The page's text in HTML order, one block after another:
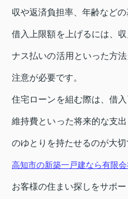
収や返済負担率、年齢などの
借入上限額を上げるには、
ナス払いの活用といった方
注意が必要です。
住宅ローンを組む際は、借
維持費といった将来的な支
のゆとりを持たせるのが大切
高知市の新築一戸建なら有限
お客様の住まい探しをサポー